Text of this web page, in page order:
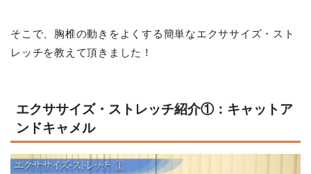
そこで、胸椎の動きをよくする簡単なエクササイズ・スト
レッチを教えて頂きました！
エクササイズ・ストレッチ紹介①：キャットア
ンドキャメル